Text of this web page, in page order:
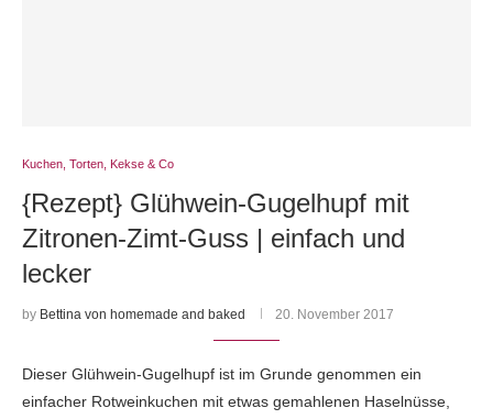
Kuchen, Torten, Kekse & Co
{Rezept} Glühwein-Gugelhupf mit
Zitronen-Zimt-Guss | einfach und
lecker
by Bettina von homemade and baked 20. November 2017
Dieser Glühwein-Gugelhupf ist im Grunde genommen ein
einfacher Rotweinkuchen mit etwas gemahlenen Haselnüsse,